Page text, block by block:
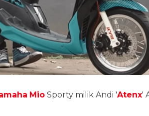
Mio Sporty milik Andi 'Atenx'